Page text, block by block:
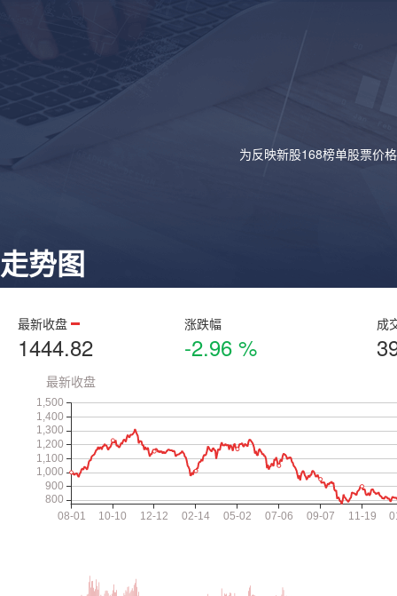
为反映新股168榜单股票价
走势图
最新收盘
1444.82
涨跌幅
-2.96 %
成